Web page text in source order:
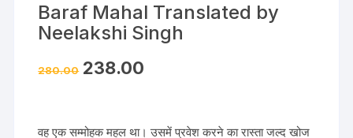
Baraf Mahal Translated by
Neelakshi Singh
280.00 238.00
वह एक सम्मोहक महल था। उसमें प्रवेश करने का रास्ता जल्द खोज